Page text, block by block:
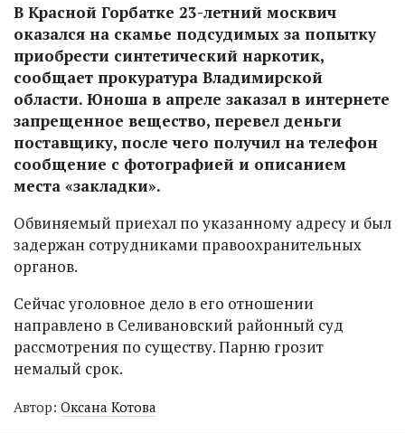
В Красной Горбатке 23-летний москвич
оказался на скамье подсудимых за попытку
приобрести синтетический наркотик,
сообщает прокуратура Владимирской
области. Юноша в апреле заказал в интернете
запрещенное вещество, перевел деньги
поставщику, после чего получил на телефон
сообщение с фотографией и описанием
места «закладки».
Обвиняемый приехал по указанному адресу и был
задержан сотрудниками правоохранительных
органов.
Сейчас уголовное дело в его отношении
направлено в Селивановский районный суд
рассмотрения по существу. Парню грозит
немалый срок.
Автор: Оксана Котова